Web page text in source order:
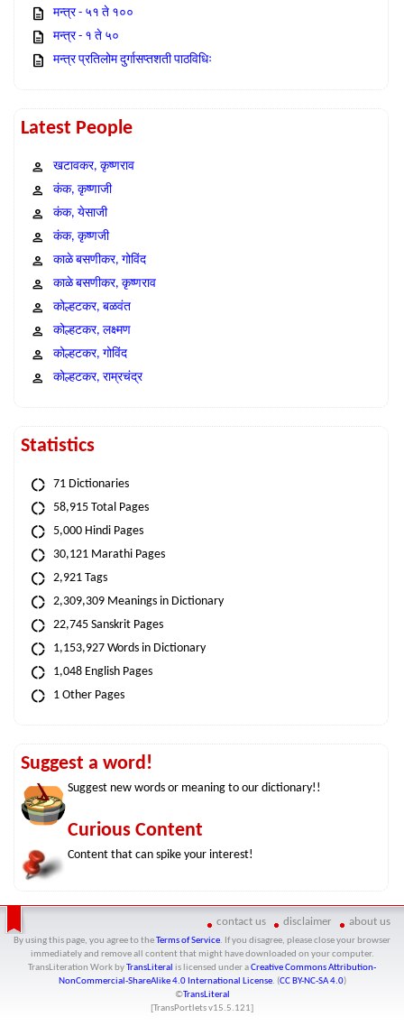
मन्त्र - ५१ ते १००
मन्त्र - १ ते ५०
मन्त्र प्रतिलोम दुर्गासप्तशती पाठविधिः
Latest People
खटावकर, कृष्णराव
कंक, कृष्णाजी
कंक, येसाजी
कंक, कृष्णजी
काळे बसणीकर, गोविंद
काळे बसणीकर, कृष्णराव
कोल्हटकर, बळवंत
कोल्हटकर, लक्ष्मण
कोल्हटकर, गोविंद
कोल्हटकर, राम्रचंद्र
Statistics
71 Dictionaries
58,915 Total Pages
5,000 Hindi Pages
30,121 Marathi Pages
2,921 Tags
2,309,309 Meanings in Dictionary
22,745 Sanskrit Pages
1,153,927 Words in Dictionary
1,048 English Pages
1 Other Pages
Suggest a word!
Suggest new words or meaning to our dictionary!!
Curious Content
Content that can spike your interest!
contact us disclaimer about us
By using this page, you agree to the Terms of Service. If you disagree, please close your browser
immediately and remove all content that might have downloaded on your computer.
TransLiteration Workby TransLiteral is licensed under aCreative Commons Attribution-
NonCommercial-ShareAlike 4.0 International License. (CC BY-NC-SA 4.0)
©TransLiteral
[TransPortlets v15.5.121